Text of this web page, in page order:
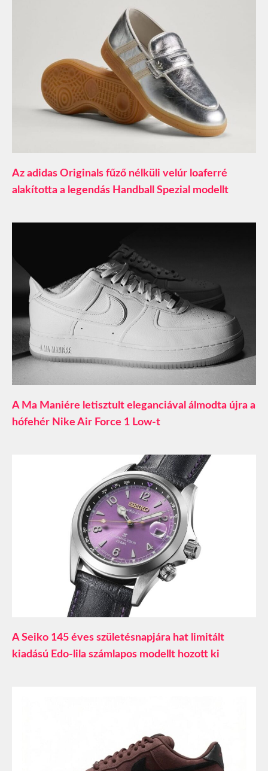
Az adidas Originals fűző nélküli velúr loaferré
alakította a legendás Handball Spezial modellt
A Ma Maniére letisztult eleganciával álmodta újra a
hófehér Nike Air Force 1 Low-t
A Seiko 145 éves születésnapjára hat limitált
kiadású Edo-lila számlapos modellt hozott ki